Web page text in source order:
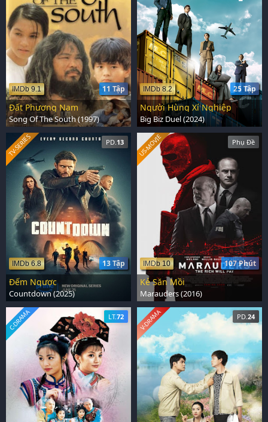
11 Tập
IMDb 9.1
Đất Phương Nam
Song Of The South (1997)
25 Tập
IMDb 8.2
Người Hùng Xí Nghiệp
Big Biz Duel (2024)
PD.13
13 Tập
IMDb 6.8
TV-SERIES
Đếm Ngược
Countdown (2025)
Phụ Đề
107 Phút
IMDb 10
US-MOVIE
Kẻ Săn Mồi
Marauders (2016)
LT.72
C-DRAMA PD.24
V-DRAMA